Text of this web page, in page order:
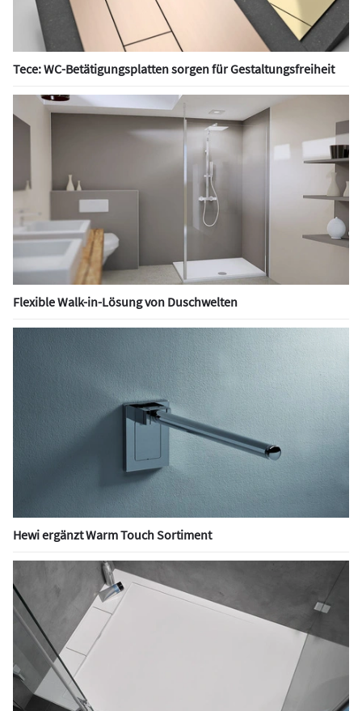
Tece: WC-Betätigungsplatten sorgen für Gestaltungsfreiheit
Flexible Walk-in-Lösung von Duschwelten
Hewi ergänzt Warm Touch Sortiment